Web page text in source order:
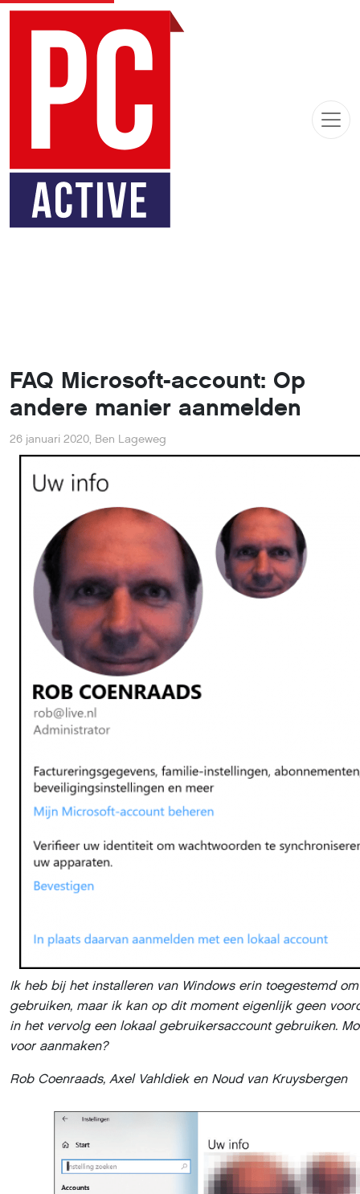
FAQ Microsoft-account: Op
andere manier aanmelden
26 januari 2020, Ben Lageweg
Ik heb bij het installeren van Windows erin toegestemd
gebruiken, maar ik kan op dit moment eigenlijk geen
in het vervolg een lokaal gebruikersaccount gebruiken.
voor aanmaken?
Rob Coenraads, Axel Vahldiek en Noud van Kruysbergen